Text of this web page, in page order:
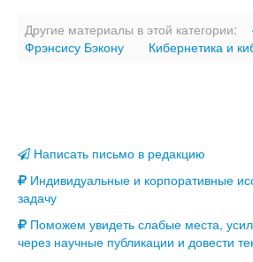
Другие материалы в этой категории:
Фрэнсису Бэкону
Кибернетика и
Написать письмо в редакцию
Индивидуальные и корпоративные
задачу
Поможем увидеть слабые места,
через научные публикации и довести